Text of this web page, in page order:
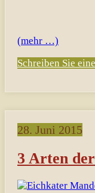
(mehr …)
Schreiben Sie
28. Juni 2015
3 Arten